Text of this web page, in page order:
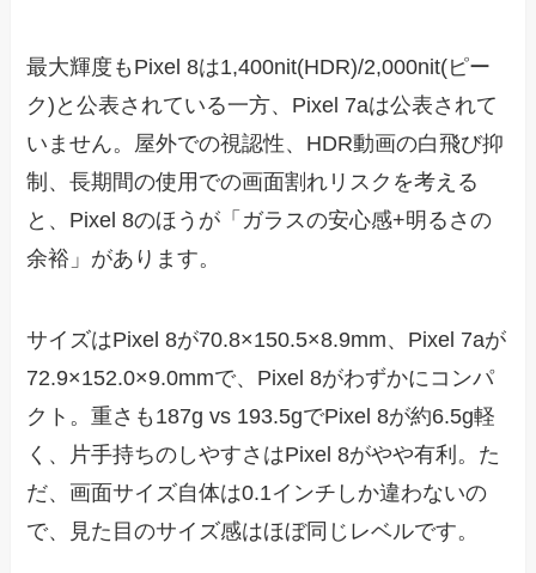
最大輝度もPixel 8は1,400nit(HDR)/2,000nit(ピー
ク)と公表されている一方、Pixel 7aは公表されて
いません。屋外での視認性、HDR動画の白飛び抑
制、長期間の使用での画面割れリスクを考える
と、Pixel 8のほうが「ガラスの安心感+明るさの
余裕」があります。
サイズはPixel 8が70.8×150.5×8.9mm、Pixel 7aが
72.9×152.0×9.0mmで、Pixel 8がわずかにコンパ
クト。重さも187g vs 193.5gでPixel 8が約6.5g軽
く、片手持ちのしやすさはPixel 8がやや有利。た
だ、画面サイズ自体は0.1インチしか違わないの
で、見た目のサイズ感はほぼ同じレベルです。